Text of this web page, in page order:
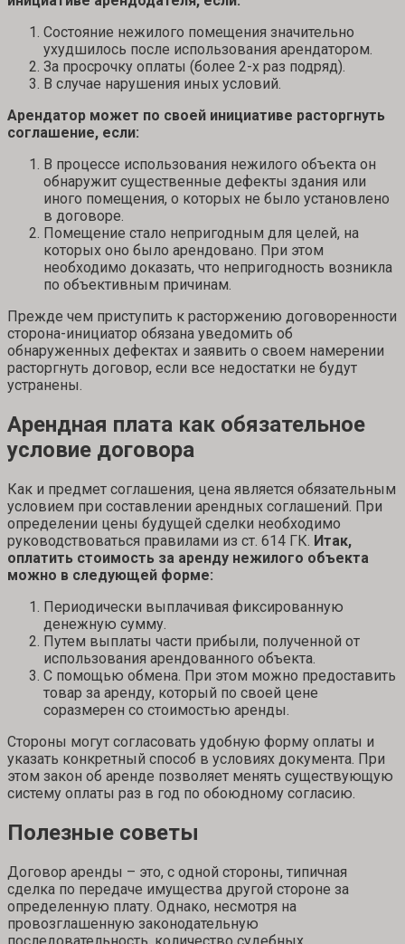
Состояние нежилого помещения значительно
ухудшилось после использования арендатором.
За просрочку оплаты (более 2-х раз подряд).
В случае нарушения иных условий.
Арендатор может по своей инициативе расторгнуть
соглашение, если:
В процессе использования нежилого объекта он
обнаружит существенные дефекты здания или
иного помещения, о которых не было установлено
в договоре.
Помещение стало непригодным для целей, на
которых оно было арендовано. При этом
необходимо доказать, что непригодность возникла
по объективным причинам.
Прежде чем приступить к расторжению договоренности
сторона-инициатор обязана уведомить об
обнаруженных дефектах и заявить о своем намерении
расторгнуть договор, если все недостатки не будут
устранены.
Арендная плата как обязательное
условие договора
Как и предмет соглашения, цена является обязательным
условием при составлении арендных соглашений. При
определении цены будущей сделки необходимо
руководствоваться правилами из ст. 614 ГК. Итак,
оплатить стоимость за аренду нежилого объекта
можно в следующей форме:
Периодически выплачивая фиксированную
денежную сумму.
Путем выплаты части прибыли, полученной от
использования арендованного объекта.
С помощью обмена. При этом можно предоставить
товар за аренду, который по своей цене
соразмерен со стоимостью аренды.
Стороны могут согласовать удобную форму оплаты и
указать конкретный способ в условиях документа. При
этом закон об аренде позволяет менять существующую
систему оплаты раз в год по обоюдному согласию.
Полезные советы
Договор аренды – это, с одной стороны, типичная
сделка по передаче имущества другой стороне за
определенную плату. Однако, несмотря на
провозглашенную законодательную
последовательность, количество судебных